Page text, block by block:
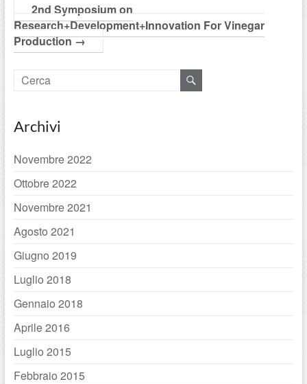
2nd Symposium on
Research+Development+Innovation For Vinegar
Production→
Archivi
Novembre 2022
Ottobre 2022
Novembre 2021
Agosto 2021
Giugno 2019
Luglio 2018
Gennaio 2018
Aprile 2016
Luglio 2015
Febbraio 2015